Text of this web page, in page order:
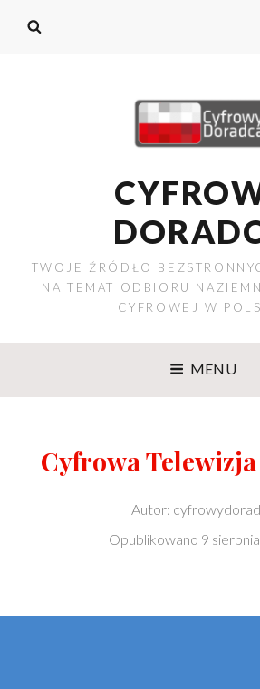
TWOJE ŹRÓDŁO
NA TEMAT ODBIORU
CYFROWEJ W
MENU
Cyfrowa
Autor:
Opublikowano 9